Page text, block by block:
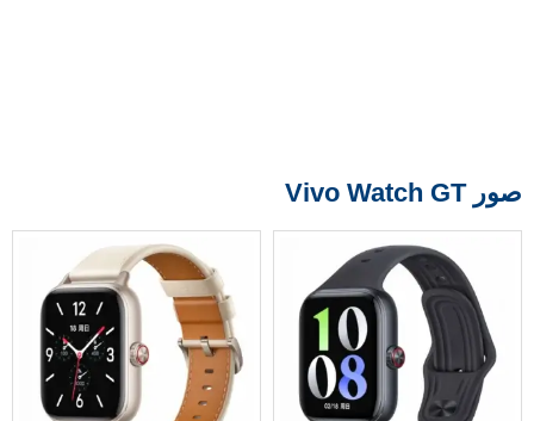
صور Vivo Watch GT